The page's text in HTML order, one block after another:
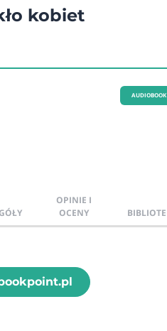
kobiet
AUDIOBOOK
OPINIE I
OCENY